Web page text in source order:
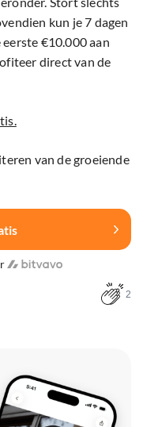
kun je 7 dagen
€10.000 aan
direct van de
van de groeiende
2